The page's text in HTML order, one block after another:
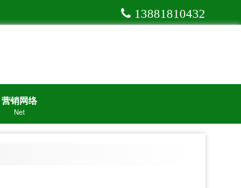
13881810432
营销网络
Net